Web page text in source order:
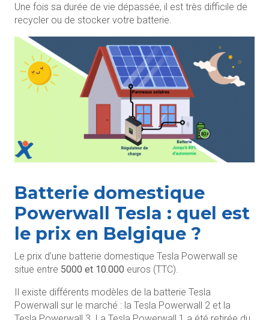
Une fois sa durée de vie dépassée, il est très difficile de
recycler ou de stocker votre batterie.
Batterie domestique
Powerwall Tesla : quel est
le prix en Belgique ?
Le prix d’une batterie domestique Tesla Powerwall se
situe entre 5000 et 10.000 euros (TTC).
Il existe différents modèles de la batterie Tesla
Powerwall sur le marché : la Tesla Powerwall 2 et la